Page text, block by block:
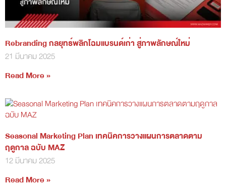
Rebranding กลยุทธ์พลิกโฉมแบรนด์เก่า สู่ภาพลักษณ์ใหม่
21 มีนาคม 2025
Read More »
Seasonal Marketing Plan เทคนิคการวางแผนการตลาดตาม
ฤดูกาล ฉบับ MAZ
12 มีนาคม 2025
Read More »